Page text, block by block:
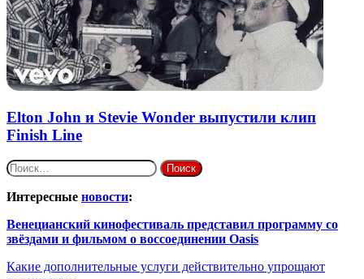
Elton John и Stevie Wonder выпустили клип
Finish Line
Найти:
Интересные новости:
Венецианский кинофестиваль представил программу со
звёздами и фильмом о воссоединении Oasis
Какие дополнительные услуги действительно упрощают